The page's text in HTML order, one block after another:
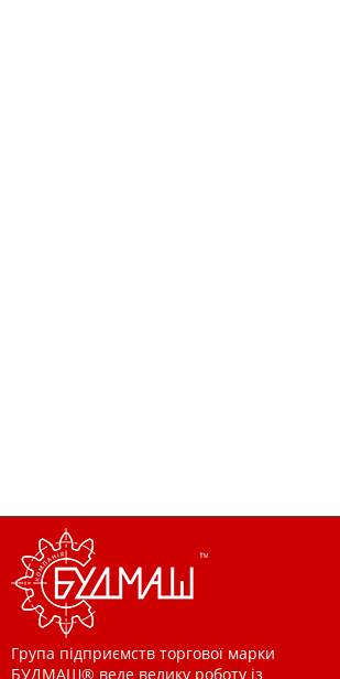
Група підприємств торгової марки
БУДМАШ® веде велику роботу із